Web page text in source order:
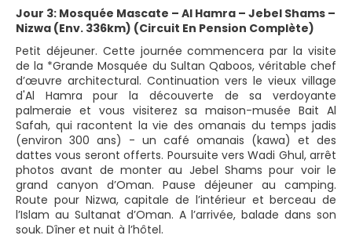
Jour 3: Mosquée Mascate – Al Hamra – Jebel Shams –
Nizwa (Env. 336km) (Circuit En Pension Complète)
Petit déjeuner. Cette journée commencera par la visite
de la *Grande Mosquée du Sultan Qaboos, véritable chef
d’œuvre architectural. Continuation vers le vieux village
d'Al Hamra pour la découverte de sa verdoyante
palmeraie et vous visiterez sa maison-musée Bait Al
Safah, qui racontent la vie des omanais du temps jadis
(environ 300 ans) - un café omanais (kawa) et des
dattes vous seront offerts. Poursuite vers Wadi Ghul, arrêt
photos avant de monter au Jebel Shams pour voir le
grand canyon d’Oman. Pause déjeuner au camping.
Route pour Nizwa, capitale de l’intérieur et berceau de
l’Islam au Sultanat d’Oman. A l’arrivée, balade dans son
souk. Dîner et nuit à l’hôtel.